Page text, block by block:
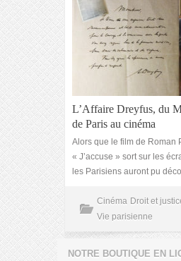
L’Affaire Dreyfus, du
de Paris au cinéma
Alors que le film de Roman
« J’accuse » sort sur les
les Parisiens auront pu
Cinéma Droit et
Vie parisienne
NOTRE BOUTIQUE EN